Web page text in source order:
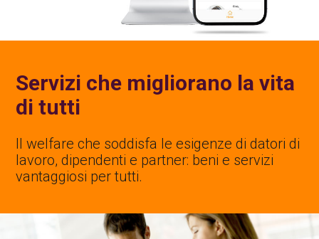
Servizi che migliorano la vita
di tutti
Il welfare che soddisfa le esigenze di datori di
lavoro, dipendenti e partner: beni e servizi
vantaggiosi per tutti.